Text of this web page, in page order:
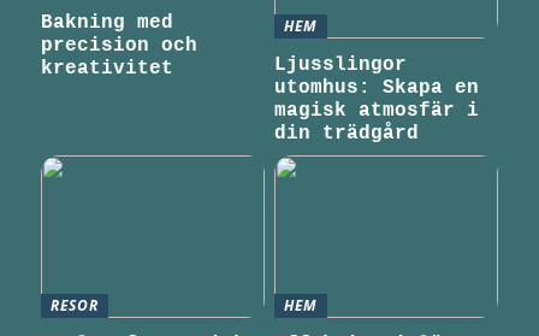
Bakning med
precision och
kreativitet
HEM
Ljusslingor
utomhus: Skapa en
magisk atmosfär i
din trädgård
RESOR HEM